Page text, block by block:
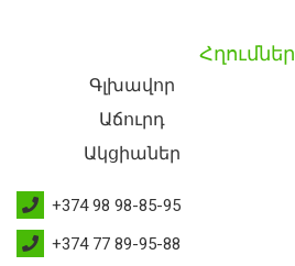
Հղումներ
Գլխավոր
Աճուրդ
Ակցիաներ
+374 98 98-85-95
+374 77 89-95-88